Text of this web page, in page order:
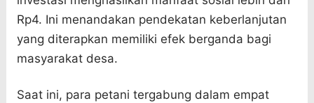
Rp4. Ini menandakan pendekatan keberlanjutan
yang diterapkan memiliki efek berganda bagi
masyarakat desa.
Saat ini, para petani tergabung dalam empat